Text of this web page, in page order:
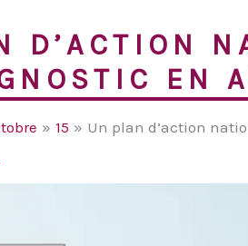
D’ACTION
EN
15 Un plan d’action